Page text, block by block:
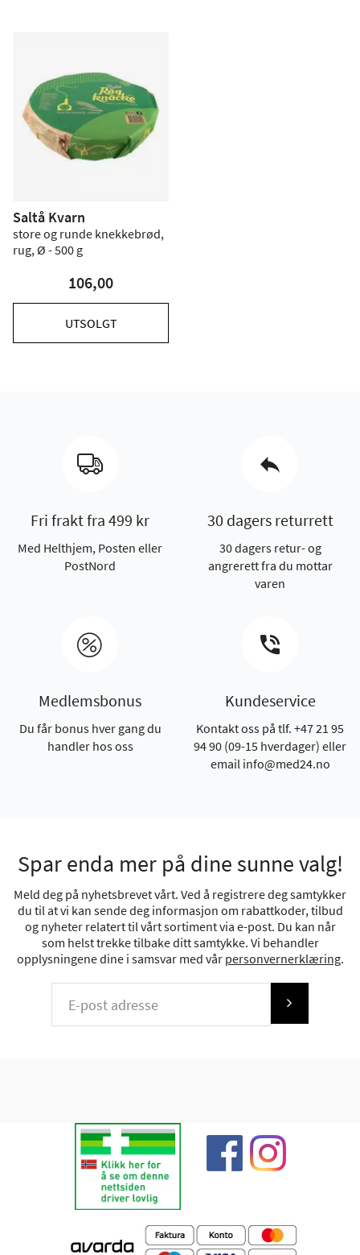
Saltå Kvarn
store og runde knekkebrød,
rug, Ø - 500 g
106,00
UTSOLGT
Fri frakt fra 499 kr
Med Helthjem, Posten eller
PostNord
30 dagers returrett
30 dagers retur- og
angrerett fra du mottar
varen
Medlemsbonus
Du får bonus hver gang du
handler hos oss
Kundeservice
Kontakt oss på tlf. +47 21 95
94 90 (09-15 hverdager) eller
email info@med24.no
Spar enda mer på dine sunne valg!
Meld deg på nyhetsbrevet vårt. Ved å registrere deg samtykker
du til at vi kan sende deg informasjon om rabattkoder, tilbud
og nyheter relatert til vårt sortiment via e-post. Du kan når
som helst trekke tilbake ditt samtykke. Vi behandler
opplysningene dine i samsvar med vår personvernerklæring.